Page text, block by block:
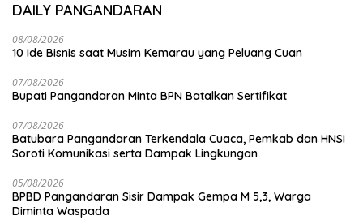
DAILY PANGANDARAN
08/08/2026
10 Ide Bisnis saat Musim Kemarau yang Peluang Cuan
07/08/2026
Bupati Pangandaran Minta BPN Batalkan Sertifikat
07/08/2026
Batubara Pangandaran Terkendala Cuaca, Pemkab dan HNSI
Soroti Komunikasi serta Dampak Lingkungan
05/08/2026
BPBD Pangandaran Sisir Dampak Gempa M 5,3, Warga
Diminta Waspada